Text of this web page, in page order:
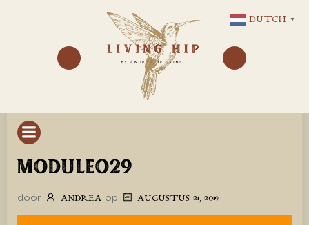
NAAR
DE
INHOUD
MODULEO29
door ANDREA op AUGUSTUS 21, 2019
DUTCH ▼